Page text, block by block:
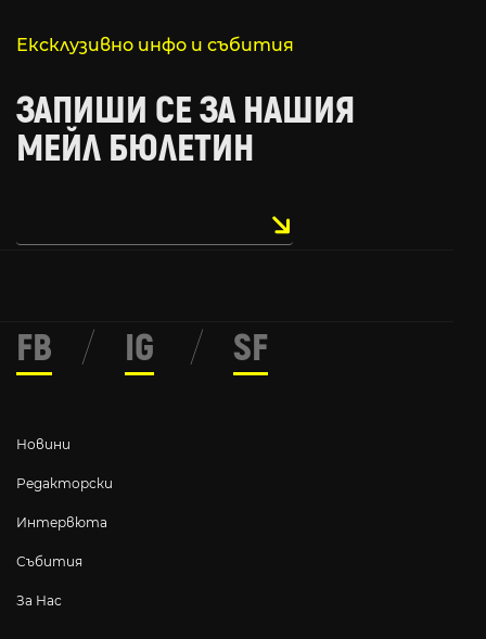
Ексклузивно инфо и събития
ЗАПИШИ СЕ ЗА НАШИЯ
МЕЙЛ БЮЛЕТИН
Новини
Редакторски
Интервюта
Събития
За Нас
FB / IG / SF